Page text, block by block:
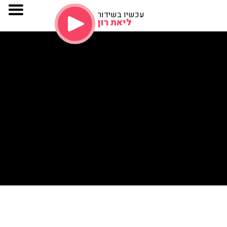
עכשיו בשידור
ליאת רון